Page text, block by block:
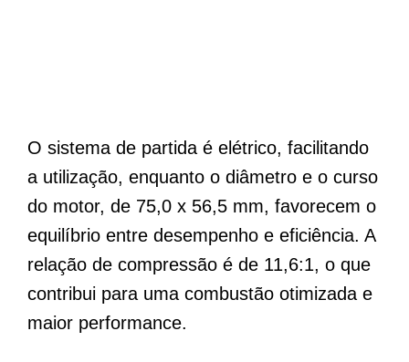
O sistema de partida é elétrico, facilitando
a utilização, enquanto o diâmetro e o curso
do motor, de 75,0 x 56,5 mm, favorecem o
equilíbrio entre desempenho e eficiência. A
relação de compressão é de 11,6:1, o que
contribui para uma combustão otimizada e
maior performance.